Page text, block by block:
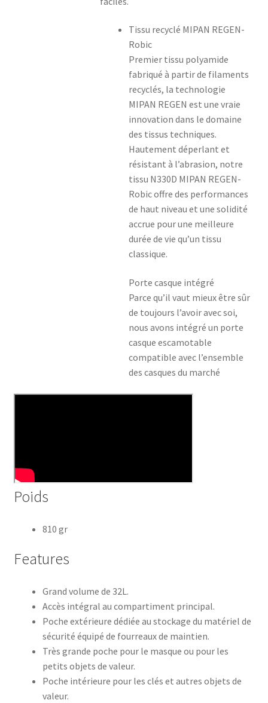
Tissu recyclé MIPAN REGEN-
Robic
Premier tissu polyamide
fabriqué à partir de filaments
recyclés, la technologie
MIPAN REGEN est une vraie
innovation dans le domaine
des tissus techniques.
Hautement déperlant et
résistant à l’abrasion, notre
tissu N330D MIPAN REGEN-
Robic offre des performances
de haut niveau et une solidité
accrue pour une meilleure
durée de vie qu’un tissu
classique.
Porte casque intégré
Parce qu’il vaut mieux être sûr
de toujours l’avoir avec soi,
nous avons intégré un porte
casque escamotable
compatible avec l’ensemble
des casques du marché
Poids
810 gr
Features
Grand volume de 32L.
Accès intégral au compartiment principal.
Poche extérieure dédiée au stockage du matériel de
sécurité équipé de fourreaux de maintien.
Très grande poche pour le masque ou pour les
petits objets de valeur.
Poche intérieure pour les clés et autres objets de
valeur.